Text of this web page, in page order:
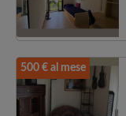
500 € al mese